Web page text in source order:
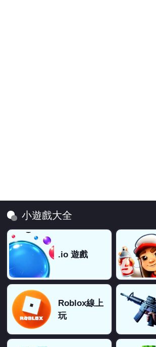
貓貓：前面很好玩，後面很可怕，雖然是現實
pinyen：超好玩
檸檬舒打：
^_^：玩到後面好可怕😱
魚魚：
抓到訣竅了！
魚魚：怎麼玩
魚魚：感覺還好🫠
好玩欸：
超好玩
123：兩個字 好玩
我：好玩啊
小遊戲大全
.io 遊戲
Roblox線上
玩